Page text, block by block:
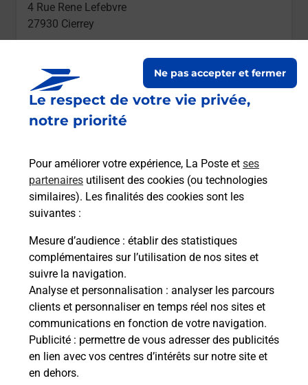
Le respect de votre vie privée,
notre priorité
Pour améliorer votre expérience, La Poste et ses
partenaires utilisent des cookies (ou technologies
similaires). Les finalités des cookies sont les
suivantes :
Mesure d’audience : établir des statistiques
complémentaires sur l’utilisation de nos sites et
suivre la navigation.
Analyse et personnalisation : analyser les parcours
clients et personnaliser en temps réel nos sites et
communications en fonction de votre navigation.
Publicité : permettre de vous adresser des publicités
en lien avec vos centres d’intérêts sur notre site et
en dehors.
Ne pas accepter et fermer
4 Rue Rene Lefebvre
27930 Cierrey
Boîte aux lettres La Poste
14 Rue Michel Chambrin
27930 Cierrey
Le lien s'ouvre dans un nouvel onglet
Boîte aux lettres La Poste
Prochaine collecte du courrierlundià 08h30
10 Rue Des Sablons
27930 Cierrey
Le lien s'ouvre dans un nouvel onglet